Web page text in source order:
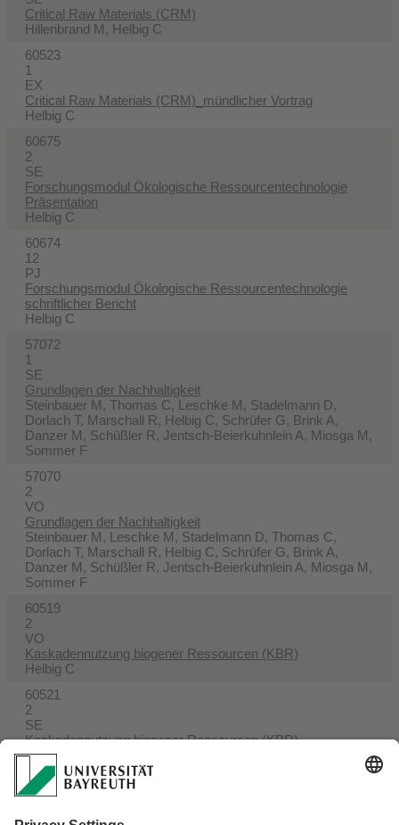
Critical Raw Materials (CRM)
Hillenbrand M, Helbig C
60523
1
EX
Critical Raw Materials (CRM)_mündlicher Vortrag
Helbig C
60675
2
SE
Forschungsmodul Ökologische Ressourcentechnologie
Präsentation
Helbig C
60674
12
PJ
Forschungsmodul Ökologische Ressourcentechnologie
schriftlicher Bericht
Helbig C
57072
1
SE
Grundlagen der Nachhaltigkeit
Steinbauer M, Thomas C, Leschke M, Stadelmann D,
Dorlach T, Marschall R, Helbig C, Schrüfer G, Brink A,
Danzer M, Schüßler R, Jentsch-Beierkuhnlein A, Miosga M,
Sommer F
57070
2
VO
Grundlagen der Nachhaltigkeit
Steinbauer M, Leschke M, Stadelmann D, Thomas C,
Dorlach T, Marschall R, Helbig C, Schrüfer G, Brink A,
Danzer M, Schüßler R, Jentsch-Beierkuhnlein A, Miosga M,
Sommer F
60519
2
VO
Kaskadennutzung biogener Ressourcen (KBR)
Helbig C
60521
2
SE
Kaskadennutzung biogener Ressourcen (KBR)
Mansouri Aski A, Helbig C
60525
1